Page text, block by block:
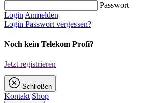
Passwort
Login Anmelden
Login Passwort vergessen?
Noch kein Telekom Profi?
Jetzt registrieren
Schließen
Kontakt Shop